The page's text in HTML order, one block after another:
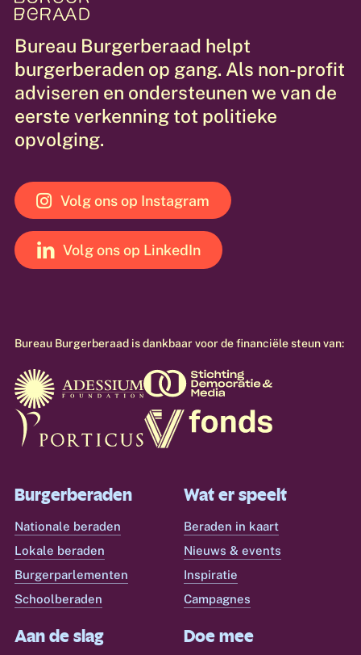
Bureau Burgerberaad helpt
burgerberaden op gang. Als non-profit
adviseren en ondersteunen we van de
eerste verkenning tot politieke
opvolging.
Volg ons op Instagram
Volg ons op LinkedIn
Bureau Burgerberaad isdankbaarvoordefinanciëlesteunvan:
Burgerberaden
Nationale beraden
Lokale beraden
Burgerparlementen
Schoolberaden
Wat er speelt
Beraden in kaart
Nieuws & events
Inspiratie
Campagnes
Aan de slag Doe mee